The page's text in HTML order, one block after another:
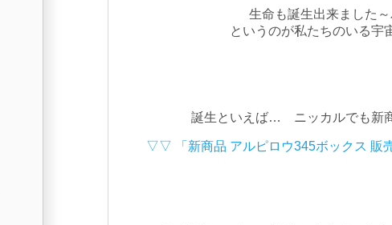
生命も誕生出来ました
というのが私たちのいる宇
誕生といえば… ニッカルでも新
▽▽ 「新商品 アルピロウ345ボックス